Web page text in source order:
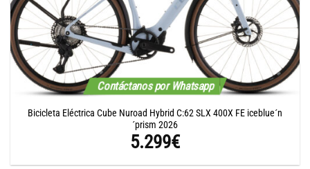
Contáctanos por Whatsapp
Bicicleta Eléctrica Cube Nuroad Hybrid C:62 SLX 400X FE iceblue´n
´prism 2026
5.299€